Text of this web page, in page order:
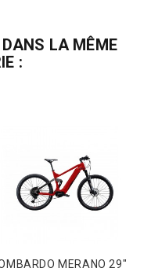
LA MÊME
:
MERANO 29"